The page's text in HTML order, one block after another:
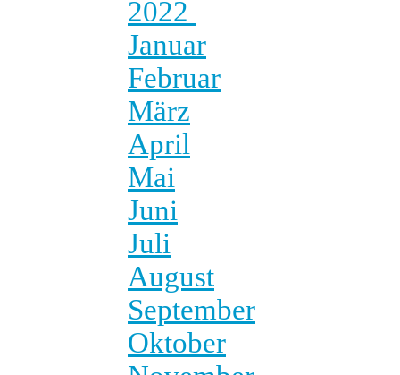
2022
Januar
Februar
März
April
Mai
Juni
Juli
August
September
Oktober